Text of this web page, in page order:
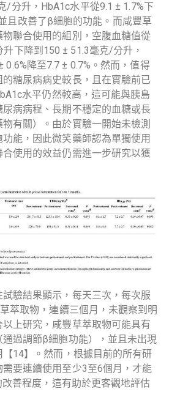
/分升，HbA1c水平從9.1 ± 1.7%下
且改善了β細胞的功能。而咸豐草
聯合使用的組別，空腹血糖值從
下降到150 ± 51.3毫克/分升，
0.6%降至7.7 ± 0.7%。然而，值得
糖尿病病史較長，且在實驗前已
水平仍然較高，這可能與胰島
病病程、長期不穩定的血糖或長
有關）。由於實驗一開始未檢測
能，因此微笑藥師認為單獨使用
使用的效益仍需進一步研究以獲
驗結果顯示，每天三次，每次服
萃取物，連續三個月，未觀察到明
上研究，咸豐草萃取物可能具有
通過調節β細胞功能），並且未出現
14】。然而，根據目前的所有研
要連續使用至少3至6個月，才能
善程度，這有助於更客觀地評估